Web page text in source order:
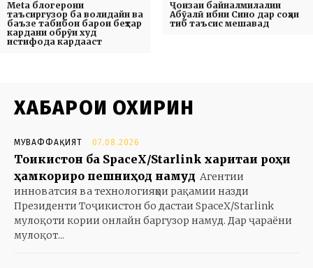
Meta блогерони
таъсиргузор ба волидайн ва
баъзе табибон барои беҳтар
кардани обрӯи худ
истифода кардааст
Ҷоизаи байналмилалии
Абӯалӣ ибни Сино дар соҳаи
тиб таъсис мешавад
ХАБАРҲОИ ОХИРИН
МУВАФФАҚИЯТ 07.08.2026
Тоҷикистон ба SpaceX/Starlink харитаи роҳи
ҳамкориро пешниҳод намуд Агентии
инноватсия ва технологияҳои рақамии назди
Президенти Тоҷикистон бо дастаи SpaceX/Starlink
мулоқоти кории онлайн баргузор намуд. Дар ҷараёни
мулоқот...